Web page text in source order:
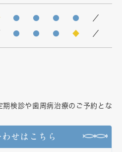
● ● ● ● ／
● ● ● ◆ ／
期検診や歯周病治療のご予約とな
せはこちら